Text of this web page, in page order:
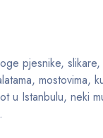
pjesnike,
mostovima,
u Istanbulu, neki